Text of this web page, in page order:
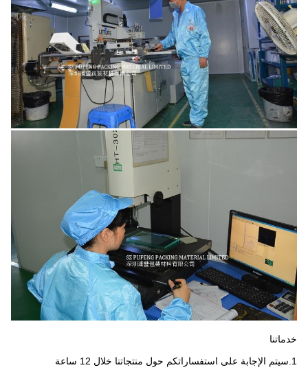
خدماتنا
1.سيتم الإجابة على استفساراتكم حول منتجاتنا خلال 12 ساعة